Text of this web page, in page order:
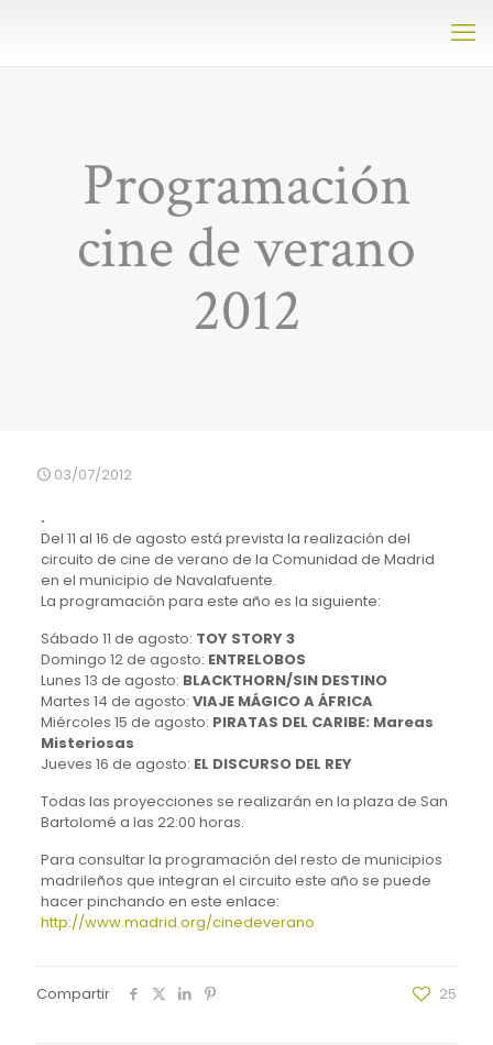
Programación
cine de verano
2012
03/07/2012
.
Del 11 al 16 de agosto está prevista la realización del
circuito de cine de verano de la Comunidad de Madrid
en el municipio de Navalafuente.
La programación para este año es la siguiente:
Sábado 11 de agosto: TOY STORY 3
Domingo 12 de agosto: ENTRELOBOS
Lunes 13 de agosto: BLACKTHORN/SIN DESTINO
Martes 14 de agosto: VIAJE MÁGICO A ÁFRICA
Miércoles 15 de agosto: PIRATAS DEL CARIBE: Mareas
Misteriosas
Jueves 16 de agosto: EL DISCURSO DEL REY
Todas las proyecciones se realizarán en la plaza de San
Bartolomé a las 22:00 horas.
Para consultar la programación del resto de municipios
madrileños que integran el circuito este año se puede
hacer pinchando en este enlace:
http://www.madrid.org/cinedeverano
Compartir 25